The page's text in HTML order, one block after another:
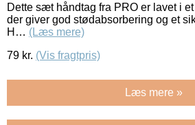
Dette sæt håndtag fra PRO er lavet i
der giver god stødabsorbering og et
H… (Læs mere)
79 kr. (Vis fragtpris)
Læs mere »